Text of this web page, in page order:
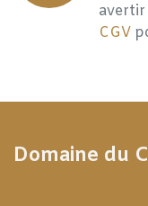
avertir
CGV
Domaine du